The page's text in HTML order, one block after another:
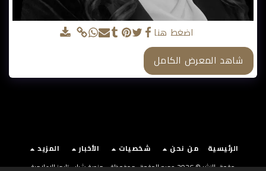
اضغط هنا
شاهد المعرض الكامل
الرئيسية من نحن شخصيات الأخبار
المزيد
حقوق النشر © 2026 جميع الحقوق محفوظة -
منصة شباب تايمز الإعلامية